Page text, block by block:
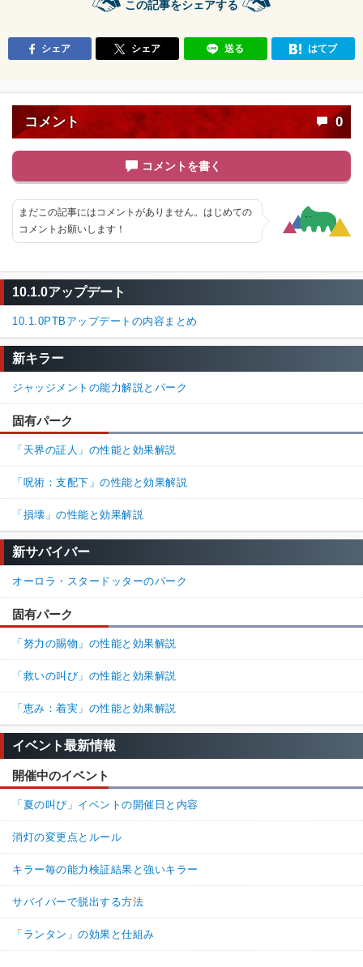
この記事をシェアする
シェア シェア 送る はてブ
コメント 0
コメントを書く
まだこの記事にはコメントがありません。はじめての
コメントお願いします！
10.1.0アップデート
10.1.0PTBアップデートの内容まとめ
新キラー
ジャッジメントの能力解説とパーク
固有パーク
「天界の証人」の性能と効果解説
「呪術：支配下」の性能と効果解説
「損壊」の性能と効果解説
新サバイバー
オーロラ・スタードッターのパーク
固有パーク
「努力の賜物」の性能と効果解説
「救いの叫び」の性能と効果解説
「恵み：着実」の性能と効果解説
イベント最新情報
開催中のイベント
「夏の叫び」イベントの開催日と内容
消灯の変更点とルール
キラー毎の能力検証結果と強いキラー
サバイバーで脱出する方法
「ランタン」の効果と仕組み